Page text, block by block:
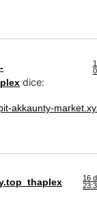
dice:
akkaunty-
16